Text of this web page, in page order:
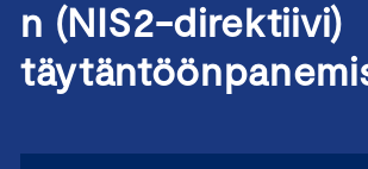
n (NIS2-direktiivi)